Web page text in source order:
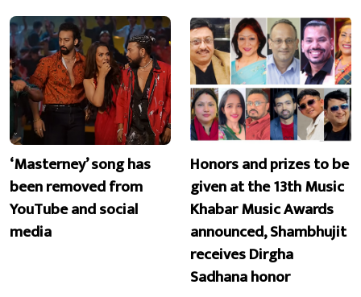
‘Masterney’ song has
been removed from
YouTube and social
media
Honors and prizes to be
given at the 13th Music
Khabar Music Awards
announced, Shambhujit
receives Dirgha
Sadhana honor